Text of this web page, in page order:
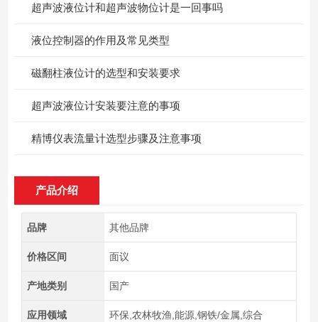
超声波液位计和超声波物位计是一回事吗
​液位控制器的作用及常见类型
磁翻柱液位计的选型和安装要求
超声波液位计安装要注意的事项
精博仪表流量计选型步骤及注意事项
产品介绍
品牌 其他品牌
价格区间 面议
产地类别 国产
应用领域 环保,农林牧渔,能源,钢铁/金属,综合